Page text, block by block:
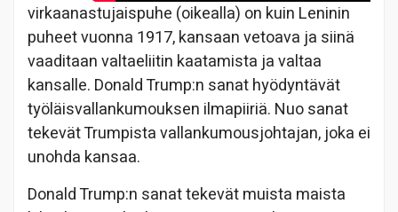
virkaanastujaispuhe (oikealla) on kuin Leninin
puheet vuonna 1917, kansaan vetoava ja siinä
vaaditaan valtaeliitin kaatamista ja valtaa
kansalle. Donald Trump:n sanat hyödyntävät
työläisvallankumouksen ilmapiiriä. Nuo sanat
tekevät Trumpista vallankumousjohtajan, joka ei
unohda kansaa.
Donald Trump:n sanat tekevät muista maista